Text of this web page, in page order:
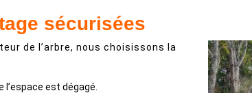
sécurisées
de l’arbre, nous choisissons la
l’espace est dégagé.